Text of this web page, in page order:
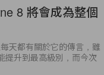
8 將會成為整個
天都有關於它的傳言，雖
提升到最高級別，而今次